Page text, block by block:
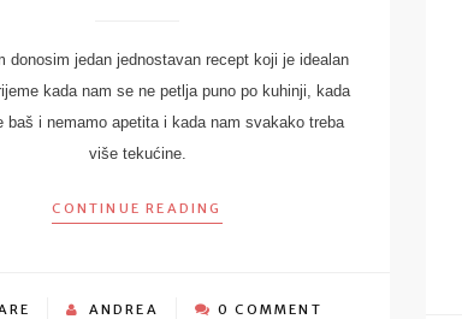
donosim jedan jednostavan recept koji je idealan
kada nam se ne petlja puno po kuhinji, kada
baš i nemamo apetita i kada nam svakako treba
više tekućine.
CONTINUE READING
ANDREA 0 COMMENT